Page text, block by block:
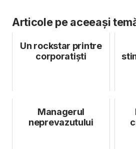
Articole pe aceeași
Un rockstar printre
corporatiști
Managerul
neprevazutului